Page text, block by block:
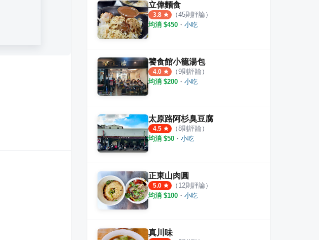
立偉麵食
3.8 （45則評論）
均消 $450 ・ 小吃
饕食館小籠湯包
4.0 （9則評論）
均消 $200 ・ 小吃
太原路阿杉臭豆腐
4.5 （8則評論）
均消 $50 ・ 小吃
正東山肉圓
5.0 （ 12則評論）
均消 $100 ・ 小吃
真川味